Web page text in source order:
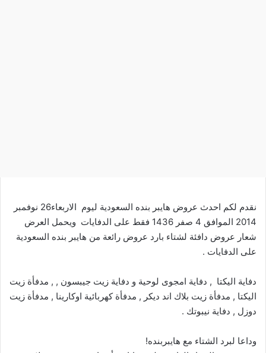
نقدم لكم احدث عروض هايبر بنده السعودية ليوم الاربعاء26 نوفمبر
2014 الموافق 4 صفر 1436 فقط على الدفايات ويحمل العرض
شعار عروض دافئة لشتاء بارد عروض رائعة من هايبر بنده السعودية
على الدفايات .
دفاية اليكتا , دفاية امجوى لوحية و دفاية زيت جيبسون , , مدفأة زيت
اليكتا , مدفأة زيت بلاك اند ديكر , مدفأة كهربائية اوكارينا , مدفأة زيت
دوزل , دفاية نيبوتك .
وداعا لبرد الشتاء مع هايبربنده!